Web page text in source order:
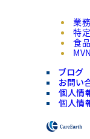
業
特
食
ブログ
お問い
個人情
個人情